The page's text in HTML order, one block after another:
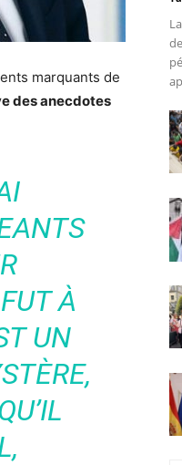
marquants de
des anecdotes
À
UN